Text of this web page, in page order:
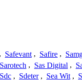
, Safevant , Safire ,
Sarotech , Sas Digital ,
Sdc , Sdeter , Sea Wit ,